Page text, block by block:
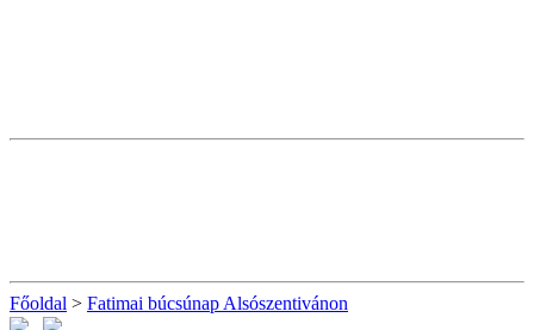
Főoldal > Fatimai búcsúnap Alsószentivánon